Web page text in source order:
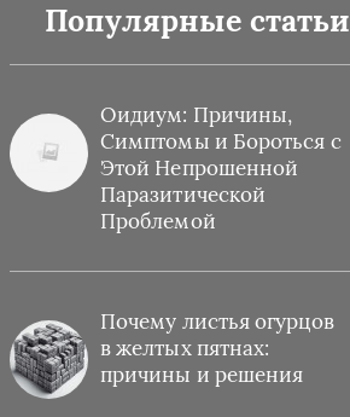
Популярные статьи
Оидиум: Причины,
Симптомы и Бороться с
Этой Непрошенной
Паразитической
Проблемой
Почему листья огурцов
в желтых пятнах:
причины и решения